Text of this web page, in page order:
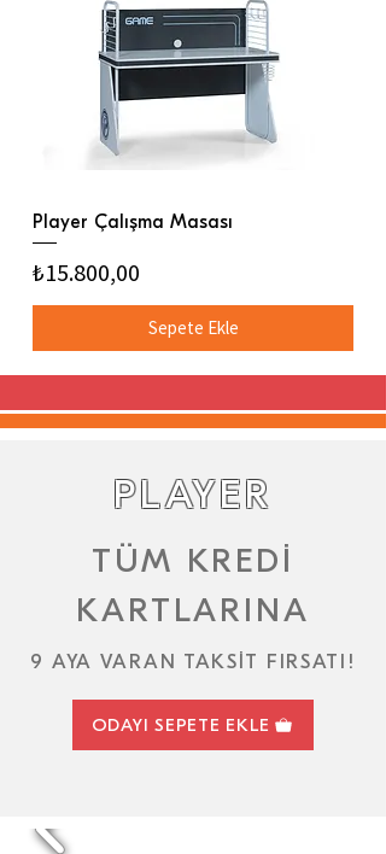
Player Çalışma Masası
Fiyat
₺15.800,00
Sepete Ekle
PLAYER
TÜM KREDİ
KARTLARINA
9 AYA VARAN TAKSİT FIRSATI!
ODAYI SEPETE EKLE